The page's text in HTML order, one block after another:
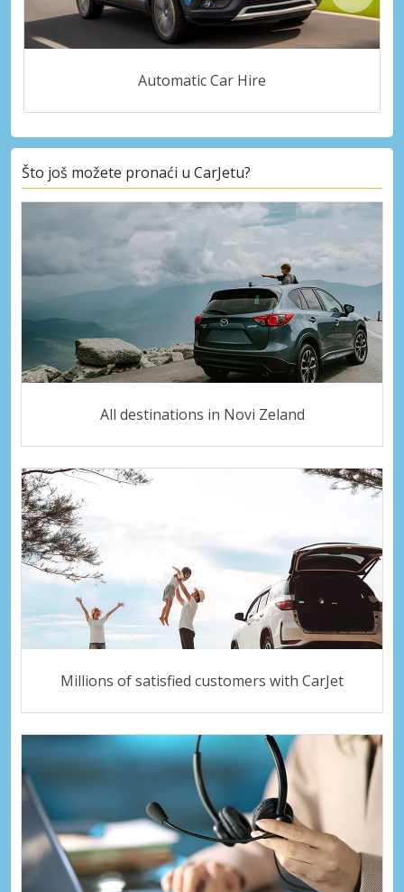
Automatic Car Hire
Što još možete pronaći u CarJetu?
All destinations in Novi Zeland
Millions of satisfied customers with CarJet